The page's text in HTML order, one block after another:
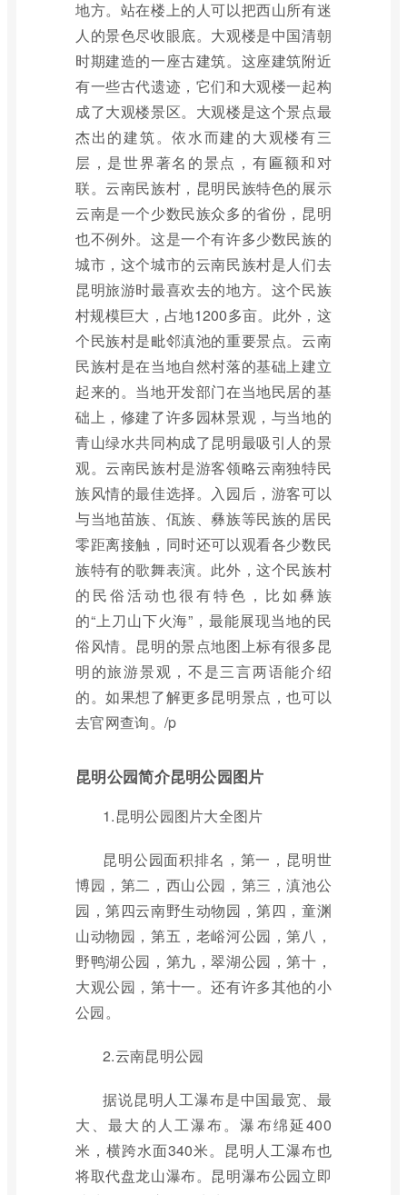
地方。站在楼上的人可以把西山所有迷
人的景色尽收眼底。大观楼是中国清朝
时期建造的一座古建筑。这座建筑附近
有一些古代遗迹，它们和大观楼一起构
成了大观楼景区。大观楼是这个景点最
杰出的建筑。依水而建的大观楼有三
层，是世界著名的景点，有匾额和对
联。云南民族村，昆明民族特色的展示
云南是一个少数民族众多的省份，昆明
也不例外。这是一个有许多少数民族的
城市，这个城市的云南民族村是人们去
昆明旅游时最喜欢去的地方。这个民族
村规模巨大，占地1200多亩。此外，这
个民族村是毗邻滇池的重要景点。云南
民族村是在当地自然村落的基础上建立
起来的。当地开发部门在当地民居的基
础上，修建了许多园林景观，与当地的
青山绿水共同构成了昆明最吸引人的景
观。云南民族村是游客领略云南独特民
族风情的最佳选择。入园后，游客可以
与当地苗族、佤族、彝族等民族的居民
零距离接触，同时还可以观看各少数民
族特有的歌舞表演。此外，这个民族村
的民俗活动也很有特色，比如彝族
的“上刀山下火海”，最能展现当地的民
俗风情。昆明的景点地图上标有很多昆
明的旅游景观，不是三言两语能介绍
的。如果想了解更多昆明景点，也可以
去官网查询。/p
昆明公园简介昆明公园图片
1.昆明公园图片大全图片
昆明公园面积排名，第一，昆明世
博园，第二，西山公园，第三，滇池公
园，第四云南野生动物园，第四，童渊
山动物园，第五，老峪河公园，第八，
野鸭湖公园，第九，翠湖公园，第十，
大观公园，第十一。还有许多其他的小
公园。
2.云南昆明公园
据说昆明人工瀑布是中国最宽、最
大、最大的人工瀑布。瀑布绵延400
米，横跨水面340米。昆明人工瀑布也
将取代盘龙山瀑布。昆明瀑布公园立即